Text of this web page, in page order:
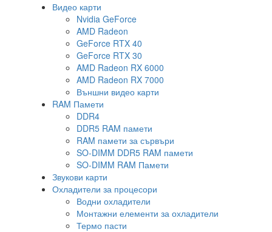
Видео карти
Nvidia GeForce
AMD Radeon
GeForce RTX 40
GeForce RTX 30
AMD Radeon RX 6000
AMD Radeon RX 7000
Външни видео карти
RAM Памети
DDR4
DDR5 RAM памети
RAM памети за сървъри
SO-DIMM DDR5 RAM памети
SO-DIMM RAM Памети
Звукови карти
Охладители за процесори
Водни охладители
Монтажни елементи за охладители
Термо пасти